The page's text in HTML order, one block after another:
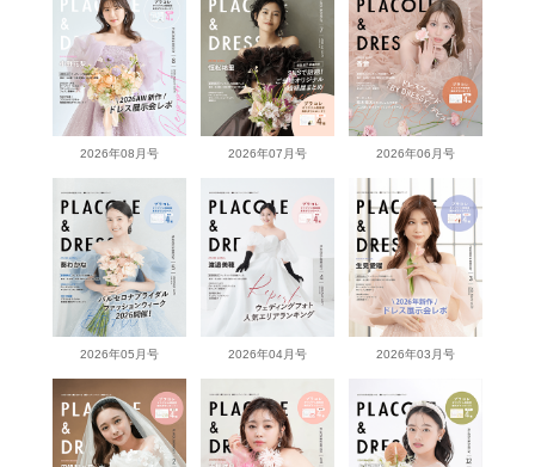
2026年08月号 2026年07月号 2026年06月号
2026年05月号 2026年04月号 2026年03月号